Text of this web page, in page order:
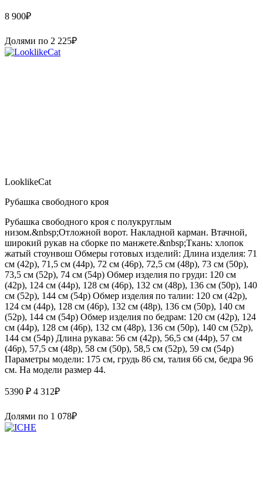
8 900₽
Долями по 2 225₽
LooklikeCat
Рубашка свободного кроя
Рубашка свободного кроя с полукруглым
низом.&nbsp;Отложной ворот. Накладной карман. Втачной,
широкий рукав на сборке по манжете.&nbsp;Ткань: хлопок
жатый стоунвош Обмеры готовых изделий: Длина изделия: 71
см (42р), 71,5 см (44р), 72 см (46р), 72,5 см (48р), 73 см (50р),
73,5 см (52р), 74 см (54р) Обмер изделия по груди: 120 см
(42р), 124 см (44р), 128 см (46р), 132 см (48р), 136 см (50р), 140
см (52р), 144 см (54р) Обмер изделия по талии: 120 см (42р),
124 см (44р), 128 см (46р), 132 см (48р), 136 см (50р), 140 см
(52р), 144 см (54р) Обмер изделия по бедрам: 120 см (42р), 124
см (44р), 128 см (46р), 132 см (48р), 136 см (50р), 140 см (52р),
144 см (54р) Длина рукава: 56 см (42р), 56,5 см (44р), 57 см
(46р), 57,5 см (48р), 58 см (50р), 58,5 см (52р), 59 см (54р)
Параметры модели: 175 см, грудь 86 см, талия 66 см, бедра 96
см. На модели размер 44.
5390 ₽ 4 312₽
Долями по 1 078₽